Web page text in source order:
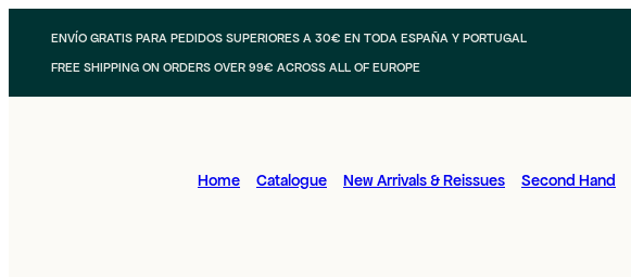
ENVÍO GRATIS PARA PEDIDOS SUPERIORES A 30€ EN TODA ESPAÑA Y PORTUGAL
FREE SHIPPING ON ORDERS OVER 99€ ACROSS ALL OF EUROPE
Home Catalogue New Arrivals & Reissues Second Hand